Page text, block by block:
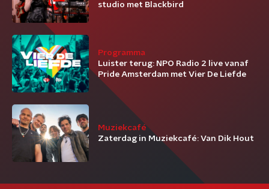
studio met Blackbird
Programma
Luister terug: NPO Radio 2 live vanaf
Pride Amsterdam met Vier De Liefde
Muziekcafé
Zaterdag in Muziekcafé: Van Dik Hout